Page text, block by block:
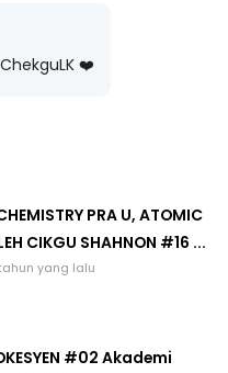
❤️
PRA U, ATOMIC
CIKGU SHAHNON #16 ...
yang lalu
#02 Akademi